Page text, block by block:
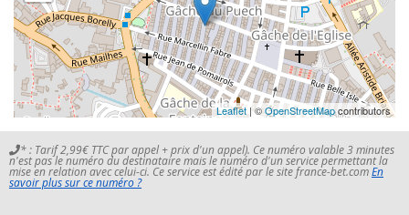
Leaflet | ©OpenStreetMapcontributors
* : Tarif 2,99€ TTC par appel + prix d'un appel). Ce numéro valable 3 minutes
n'est pas le numéro du destinataire mais le numéro d'un service permettant la
mise en relation avec celui-ci. Ce service est édité par le site france-bet.comEn
savoir plus sur ce numéro ?